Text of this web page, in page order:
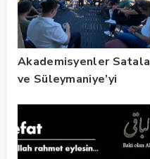
Akademisyenler Satala
ve Süleymaniye’yi